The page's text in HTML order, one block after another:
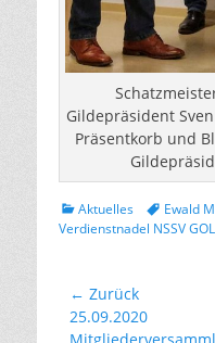
Gildepräsident
Präsentkorb und
Kategorien
Aktuelles TagsEwald
Verdienstnadel NSSV
← Zurück
Vorhergehender
Beitrag:
25.09.2020